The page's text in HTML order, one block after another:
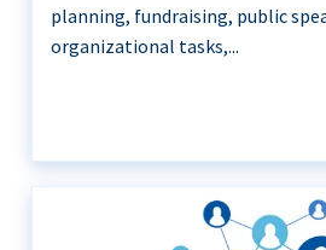
planning, fundraising, public
organizational tasks,...